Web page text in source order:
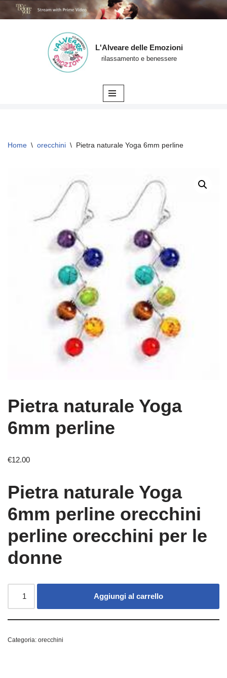
L'Alveare delle Emozioni
rilassamento e benessere
Home \ orecchini \ Pietra naturale Yoga 6mm perline
Pietra naturale Yoga
6mm perline
€12.00
Pietra naturale Yoga
6mm perline orecchini
perline orecchini per le
donne
Aggiungi al carrello
Categoria: orecchini